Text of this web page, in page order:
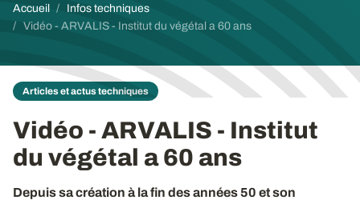
Fil d'Ariane
Accueil
Infos techniques
Vidéo - ARVALIS - Institut du végétal a 60 ans
Articles et actus techniques
Vidéo - ARVALIS - Institut
du végétal a 60 ans
Depuis sa création à la fin des années 50 et son